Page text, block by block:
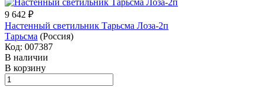
9 642 ₽
Настенный светильник Тарьсма Лоза-2п
Тарьсма (Россия)
Код: 007387
В наличии
В корзину